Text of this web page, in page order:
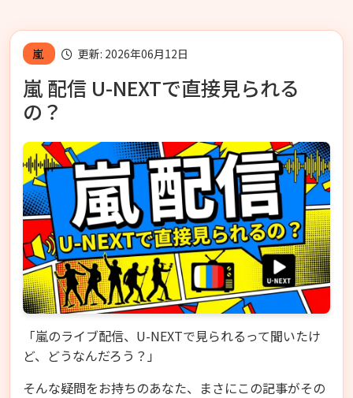
嵐 更新: 2026年06月12日
嵐 配信 U-NEXTで直接見られる
の？
「嵐のライブ配信、U-NEXTで見られるって聞いたけ
ど、どうなんだろう？」
そんな疑問をお持ちのあなた、まさにこの記事がその